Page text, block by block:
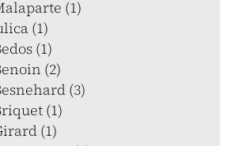
(1)
(1)
(1)
(2)
(3)
(1)
(1)